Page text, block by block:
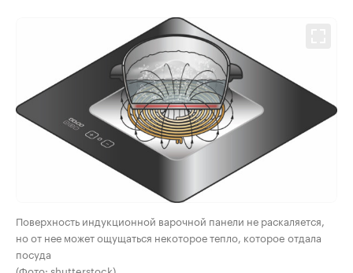
Поверхность индукционной варочной панели не раскаляется,
но от нее может ощущаться некоторое тепло, которое отдала
посуда